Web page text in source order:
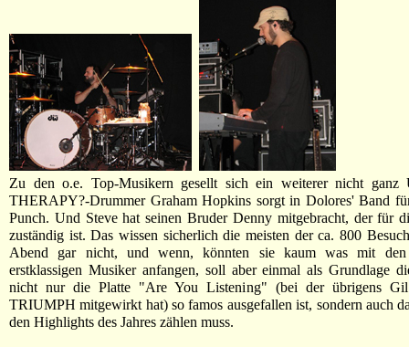
Zu den o.e. Top-Musikern gesellt sich ein weiterer nicht ganz
THERAPY?-Drummer Graham Hopkins sorgt in Dolores' Band
Punch. Und Steve hat seinen Bruder Denny mitgebracht, der für
zuständig ist. Das wissen sicherlich die meisten der ca. 800
Abend gar nicht, und wenn, könnten sie kaum was mit
erstklassigen Musiker anfangen, soll aber einmal als Grundlage
nicht nur die Platte "Are You Listening" (bei der übrigens
TRIUMPH mitgewirkt hat) so famos ausgefallen ist, sondern auch
den Highlights des Jahres zählen muss.